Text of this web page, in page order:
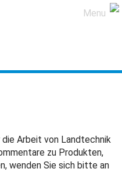
Menu
Arbeit von Landtechnik
zu Produkten,
wenden Sie sich bitte an